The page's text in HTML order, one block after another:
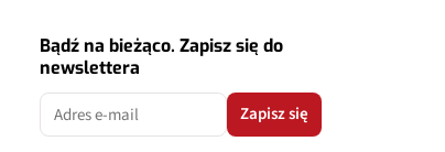
Bądź na bieżąco. Zapisz się do
newslettera
Zapisz się